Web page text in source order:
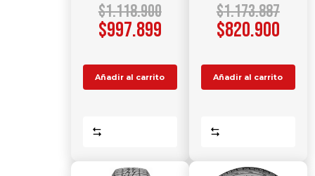
$1.118.900
$997.899
Añadir al carrito
$1.173.887
$820.900
Añadir al carrito